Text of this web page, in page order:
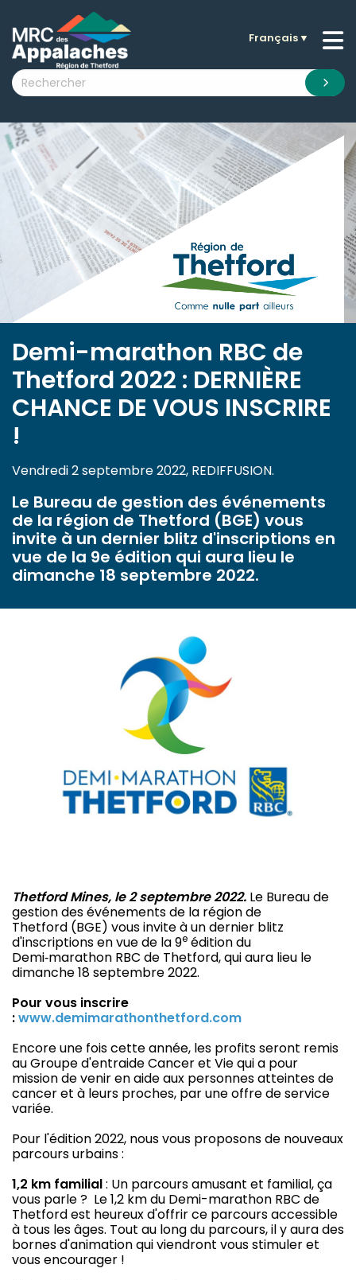
submenu (La MRC )
submenu (Citoyens )
submenu (Visiteurs )
submenu (Nouvelles )
submenu (Documentation )
Français▼
Demi-marathon RBC de
Thetford 2022 : DERNIÈRE
CHANCE DE VOUS INSCRIRE
!
Vendredi 2 septembre 2022, REDIFFUSION.
Le Bureau de gestion des événements
de la région de Thetford (BGE) vous
invite à un dernier blitz d'inscriptions en
vue de la 9e édition qui aura lieu le
dimanche 18 septembre 2022.
Thetford Mines, le 2 septembre 2022. Le Bureau de
gestion des événements de la région de
Thetford (BGE) vous invite à un dernier blitz
d'inscriptions en vue de la 9e édition du
Demi‑marathon RBC de Thetford, qui aura lieu le
dimanche 18 septembre 2022.
Pour vous inscrire
:www.demimarathonthetford.com
Encore une fois cette année, les profits seront remis
au Groupe d'entraide Cancer et Vie qui a pour
mission de venir en aide aux personnes atteintes de
cancer et à leurs proches, par une offre de service
variée.
Pour l'édition 2022, nous vous proposons de nouveaux
parcours urbains :
1,2 km familial: Un parcours amusant et familial, ça
vous parle ? Le 1,2 km du Demi-marathon RBC de
Thetford est heureux d'offrir ce parcours accessible
à tous les âges. Tout au long du parcours, il y aura des
bornes d'animation qui viendront vous stimuler et
vous encourager !